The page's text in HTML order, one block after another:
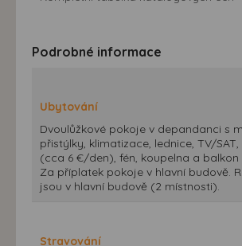
Podrobné informace
Ubytování
Dvoulůžkové pokoje v depandanci s
přistýlky, klimatizace, lednice, TV/
(cca 6 €/den), fén, koupelna a balkon
Za příplatek pokoje v hlavní budově.
jsou v hlavní budově (2 místnosti).
Stravování